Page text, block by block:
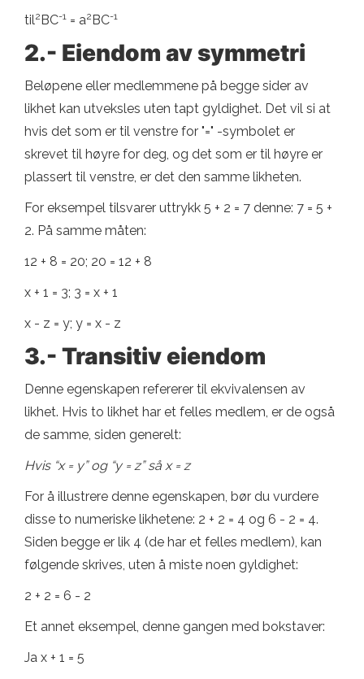
til2BC-1 = a2BC-1
2.- Eiendom av symmetri
Beløpene eller medlemmene på begge sider av
likhet kan utveksles uten tapt gyldighet. Det vil si at
hvis det som er til venstre for "=" -symbolet er
skrevet til høyre for deg, og det som er til høyre er
plassert til venstre, er det den samme likheten.
For eksempel tilsvarer uttrykk 5 + 2 = 7 denne: 7 = 5 +
2. På samme måten:
12 + 8 = 20; 20 = 12 + 8
x + 1 = 3; 3 = x + 1
x - z = y; y = x - z
3.- Transitiv eiendom
Denne egenskapen refererer til ekvivalensen av
likhet. Hvis to likhet har et felles medlem, er de også
de samme, siden generelt:
Hvis “x = y” og “y = z” så x = z
For å illustrere denne egenskapen, bør du vurdere
disse to numeriske likhetene: 2 + 2 = 4 og 6 - 2 = 4.
Siden begge er lik 4 (de har et felles medlem), kan
følgende skrives, uten å miste noen gyldighet:
2 + 2 = 6 - 2
Et annet eksempel, denne gangen med bokstaver:
Ja x + 1 = 5